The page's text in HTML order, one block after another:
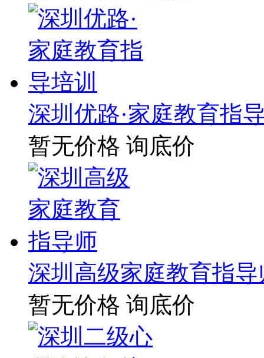
深圳优路·家庭教育指
暂无价格 询底价
深圳高级家庭教育指导
暂无价格 询底价